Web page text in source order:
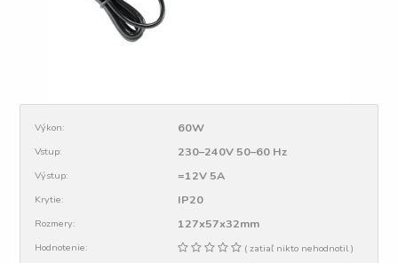
Výkon: 60W
Vstup: 230–240V 50–60 Hz
Výstup: =12V 5A
Krytie: IP20
Rozmery: 127x57x32mm
Hodnotenie: ( zatiaľ nikto nehodnotil )